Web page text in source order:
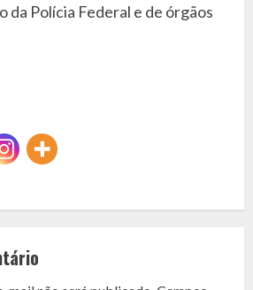
da Polícia Federal e de órgãos